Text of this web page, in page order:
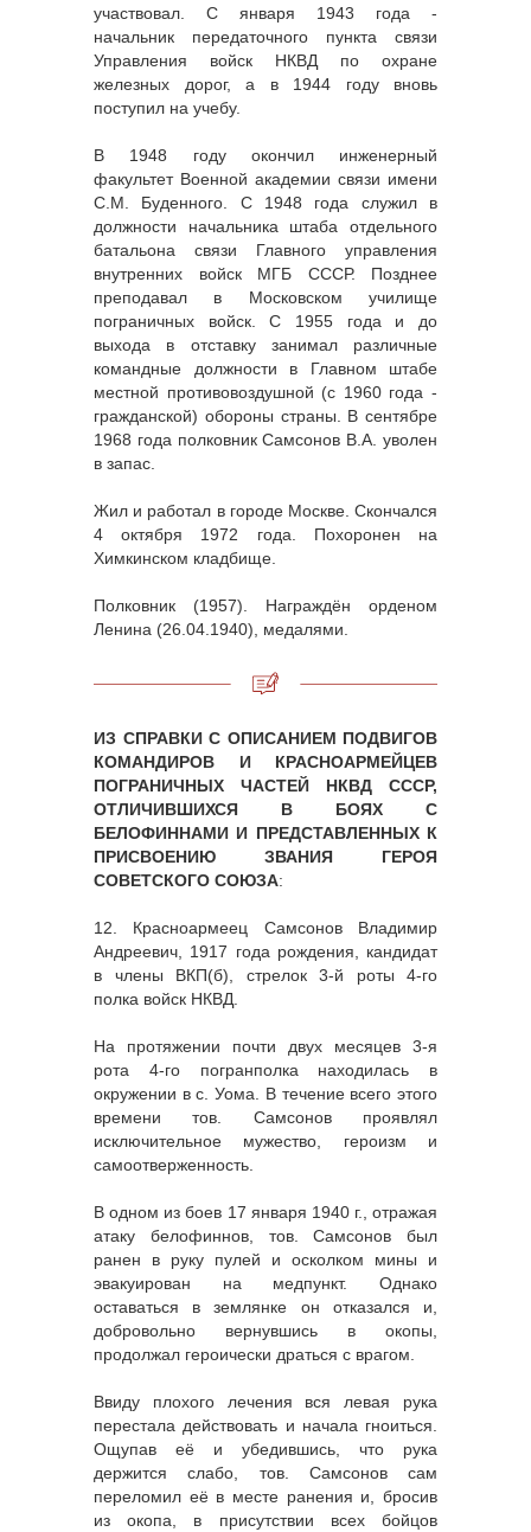
участвовал. С января 1943 года -
начальник передаточного пункта связи
Управления войск НКВД по охране
железных дорог, а в 1944 году вновь
поступил на учебу.
В 1948 году окончил инженерный
факультет Военной академии связи имени
С.М. Буденного. С 1948 года служил в
должности начальника штаба отдельного
батальона связи Главного управления
внутренних войск МГБ СССР. Позднее
преподавал в Московском училище
пограничных войск. С 1955 года и до
выхода в отставку занимал различные
командные должности в Главном штабе
местной противовоздушной (с 1960 года -
гражданской) обороны страны. В сентябре
1968 года полковник Самсонов В.А. уволен
в запас.
Жил и работал в городе Москве. Скончался
4 октября 1972 года. Похоронен на
Химкинском кладбище.
Полковник (1957). Награждён орденом
Ленина (26.04.1940), медалями.
ИЗ СПРАВКИ С ОПИСАНИЕМ ПОДВИГОВ
КОМАНДИРОВ И КРАСНОАРМЕЙЦЕВ
ПОГРАНИЧНЫХ ЧАСТЕЙ НКВД СССР,
ОТЛИЧИВШИХСЯ В БОЯХ С
БЕЛОФИННАМИ И ПРЕДСТАВЛЕННЫХ К
ПРИСВОЕНИЮ ЗВАНИЯ ГЕРОЯ
СОВЕТСКОГО СОЮЗА:
12. Красноармеец Самсонов Владимир
Андреевич, 1917 года рождения, кандидат
в члены ВКП(б), стрелок 3-й роты 4-го
полка войск НКВД.
На протяжении почти двух месяцев 3-я
рота 4-го погранполка находилась в
окружении в с. Уома. В течение всего этого
времени тов. Самсонов проявлял
исключительное мужество, героизм и
самоотверженность.
В одном из боев 17 января 1940 г., отражая
атаку белофиннов, тов. Самсонов был
ранен в руку пулей и осколком мины и
эвакуирован на медпункт. Однако
оставаться в землянке он отказался и,
добровольно вернувшись в окопы,
продолжал героически драться с врагом.
Ввиду плохого лечения вся левая рука
перестала действовать и начала гноиться.
Ощупав её и убедившись, что рука
держится слабо, тов. Самсонов сам
переломил её в месте ранения и, бросив
из окопа, в присутствии всех бойцов